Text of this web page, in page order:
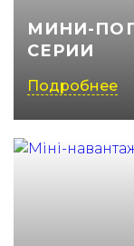
МИНИ-
СЕРИИ
Подробнее